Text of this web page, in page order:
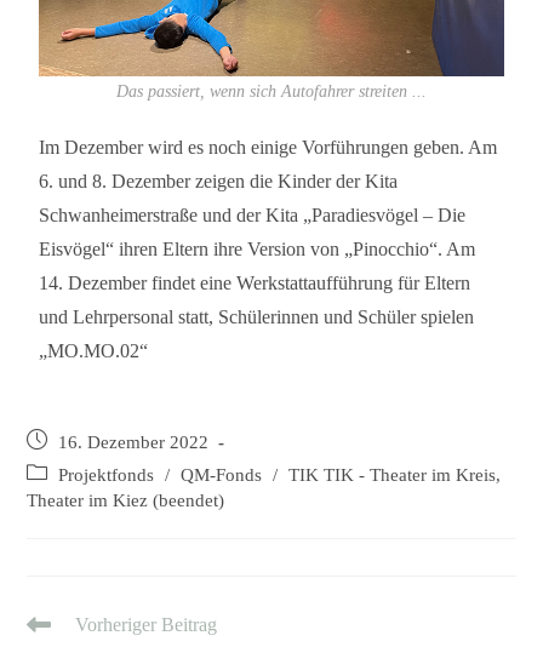
Das passiert, wenn sich Autofahrer streiten ...
Im Dezember wird es noch einige Vorführungen geben. Am
6. und 8. Dezember zeigen die Kinder der Kita
Schwanheimerstraße und der Kita „Paradiesvögel – Die
Eisvögel“ ihren Eltern ihre Version von „Pinocchio“. Am
14. Dezember findet eine Werkstattaufführung für Eltern
und Lehrpersonal statt, Schülerinnen und Schüler spielen
„MO.MO.02“
16. Dezember 2022
Projektfonds / QM-Fonds / TIK TIK - Theater im Kreis,
Theater im Kiez (beendet)
Vorheriger Beitrag